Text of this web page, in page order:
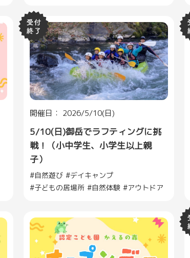
開催日： 2026/5/10(日)
5/10(日)御岳でラフティングに挑
戦！（小中学生、小学生以上親
子）
自然遊び
デイキャンプ
子どもの居場所
自然体験 アウトドア